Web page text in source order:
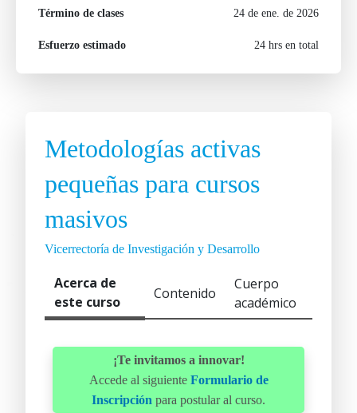
Término de clases 24 de ene. de 2026
Esfuerzo estimado 24 hrs en total
Metodologías activas
pequeñas para cursos
masivos
Vicerrectoría de Investigación y Desarrollo
Acerca de
este curso
Contenido
Cuerpo
académico
¡Te invitamos a innovar!
Accede al siguiente Formulario de
Inscripción para postular al curso.